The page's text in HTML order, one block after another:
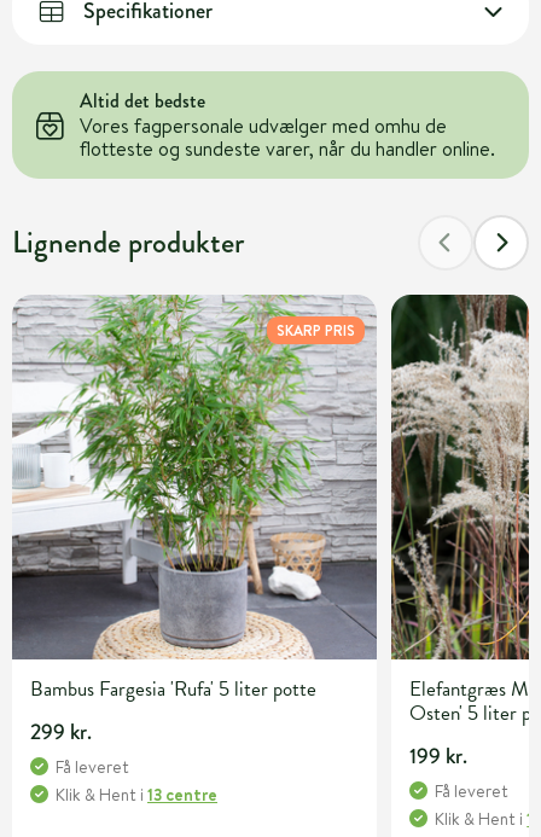
Specifikationer
Altid det bedste
Vores fagpersonale udvælger med omhu de
flotteste og sundeste varer, når du handler online.
Lignende produkter
SKARP PRIS
Bambus Fargesia 'Rufa' 5 liter potte
299 kr.
Få leveret
Klik & Hent i 13 centre
Elefantgræs
Osten' 5 liter
199 kr.
Få leveret
Klik & Hent i